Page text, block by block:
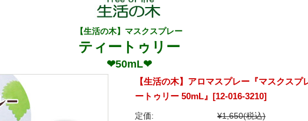
【生活の木】マスクスプレー
ティートゥリー
❤50mL❤
【生活の木】アロマスプレー『マスクスプ
ートゥリー 50mL』[12-016-3210]
定価: ¥1,650(税込)